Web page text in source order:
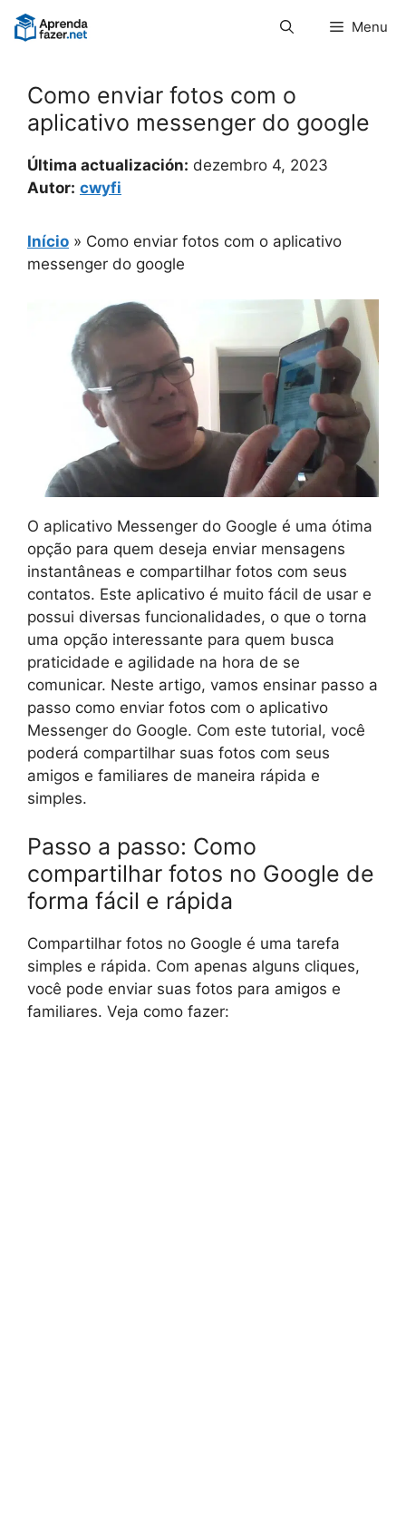
Pular
para
Menu
Como enviar fotos com o
aplicativo messenger do google
Última actualización: dezembro 4, 2023
Autor: cwyfi
Início » Como enviar fotos com o aplicativo
messenger do google
O aplicativo Messenger do Google é uma ótima
opção para quem deseja enviar mensagens
instantâneas e compartilhar fotos com seus
contatos. Este aplicativo é muito fácil de usar e
possui diversas funcionalidades, o que o torna
uma opção interessante para quem busca
praticidade e agilidade na hora de se
comunicar. Neste artigo, vamos ensinar passo a
passo como enviar fotos com o aplicativo
Messenger do Google. Com este tutorial, você
poderá compartilhar suas fotos com seus
amigos e familiares de maneira rápida e
simples.
Passo a passo: Como
compartilhar fotos no Google de
forma fácil e rápida
Compartilhar fotos no Google é uma tarefa
simples e rápida. Com apenas alguns cliques,
você pode enviar suas fotos para amigos e
familiares. Veja como fazer: